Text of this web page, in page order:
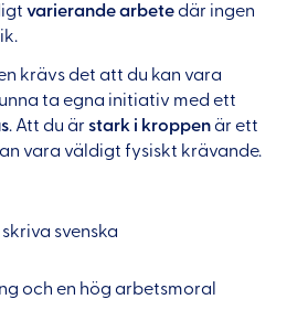
varierande arbetedär ingen
krävs det att du kan vara
ta egna initiativ med ett
. Att du ärstark i kroppenär ett
vara väldigt fysiskt krävande.
svenska
och en hög arbetsmoral